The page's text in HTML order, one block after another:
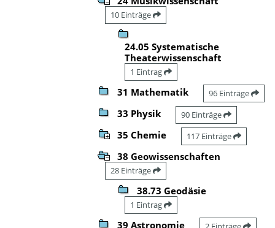
10 Einträge
24.05 Systematische
Theaterwissenschaft
1 Eintrag
31 Mathematik 96 Einträge
33 Physik 90 Einträge
35 Chemie 117 Einträge
38 Geowissenschaften
28 Einträge
38.73 Geodäsie
1 Eintrag
39 Astronomie